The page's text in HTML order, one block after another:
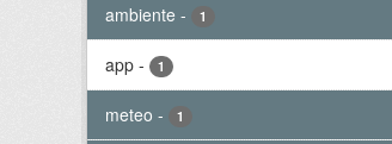
ambiente - 1
app - 1
meteo - 1